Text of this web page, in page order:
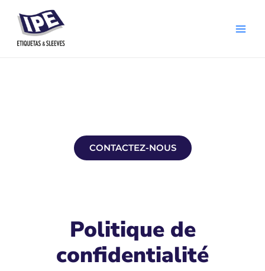
content
CONTACTEZ-NOUS
Politique de
confidentialité